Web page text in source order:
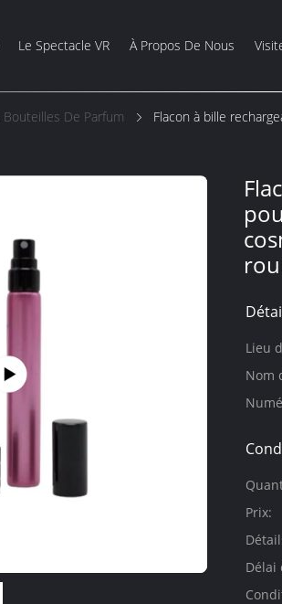
Le Spectacle VR À Propos De Nous
De Parfum
Flacon à bille
Lieu
Nom
min:
Prix:
Délai